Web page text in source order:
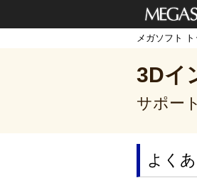
メガソフ
メガソフト
3Dイ
サポー
よく